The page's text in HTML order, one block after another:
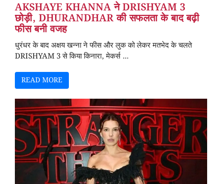
AKSHAYE KHANNA ने DRISHYAM 3
छोड़ी, DHURANDHAR की सफलता के बाद बढ़ी
फीस बनी वजह
धुरंधर के बाद अक्षय खन्ना ने फीस और लुक को लेकर मतभेद के चलते
DRISHYAM 3 से किया किनारा, मेकर्स ...
READ MORE